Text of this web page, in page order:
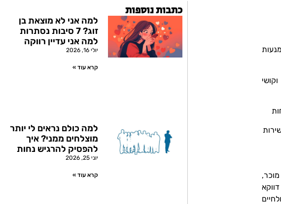
כתבות נוספות
למה אני לא מוצאת בן
זוג? 7 סיבות נסתרות
למה אני עדיין רווקה
יולי 16, 2026
קרא עוד »
למה כולם נראים לי יותר
מוצלחים ממני? איך
להפסיק להרגיש נחות
יוני 25, 2026
קרא עוד »